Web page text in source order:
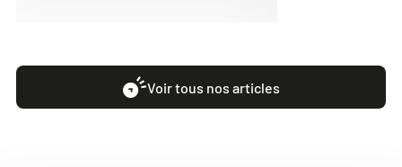
Voir tous nos articles